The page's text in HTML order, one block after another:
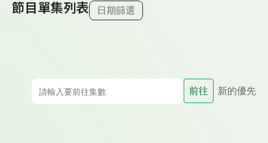
節目單集列表 日期篩選
前往 新的優先